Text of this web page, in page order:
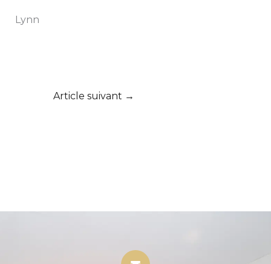
Lynn
Article suivant →